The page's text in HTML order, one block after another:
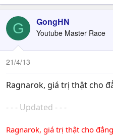
G GongHN
Youtube Master Race
21/4/13
Ragnarok, giá trị thật cho
- - - Updated - - -
Ragnarok, giá trị thật cho đẳng